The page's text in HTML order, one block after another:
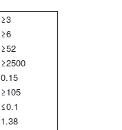
≥3
≥6
≥52
≥2500
0.15
≥105
≤0.1
1.38